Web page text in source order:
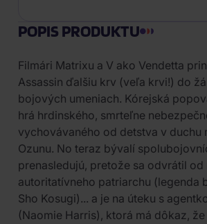
POPIS PRODUKTU
Filmári Matrixu a V ako Vendetta
Assassin ďalšiu krv (veľa krvi!) do
bojových umeniach. Kórejská
hrá hrdinského, smrteľne
vychovávaného od detstva v duchu
Ozunu. No teraz bývalí
prenasledujú, pretože sa odvrátil od
autoritatívneho patriarchu (legenda
Sho Kosugi)... a je na úteku s
(Naomie Harris), ktorá má dôkaz,